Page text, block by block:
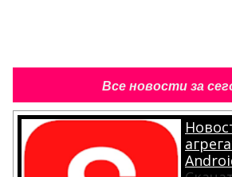
Все новости за